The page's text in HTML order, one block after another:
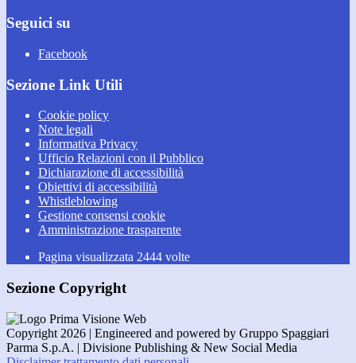
Seguici su
Facebook
Sezione Link Utili
Cookie policy
Note legali
Informativa Privacy
Ufficio Relazioni con il Pubblico
Dichiarazione di accessibilità
Obiettivi di accessibilità
Whistleblowing
Gestione consensi cookie
Amministrazione trasparente
Pagina visualizzata 2444 volte
Sezione Copyright
Copyright 2026 | Engineered and powered by Gruppo Spaggiari
Parma S.p.A. | Divisione Publishing & New Social Media